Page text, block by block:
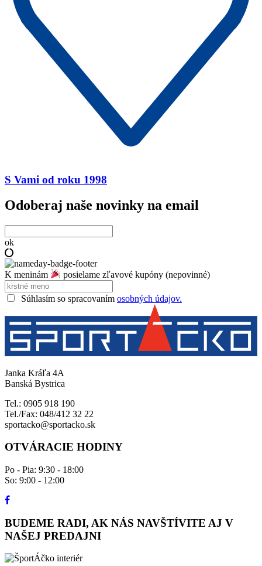
S Vami od roku 1998
Odoberaj naše novinky na email
ok
K meninám posielame zľavové kupóny (nepovinné)
Súhlasím so spracovaním osobných údajov.
Janka Kráľa 4A
Banská Bystrica
Tel.: 0905 918 190
Tel./Fax: 048/412 32 22
sportacko@sportacko.sk
OTVÁRACIE HODINY
Po - Pia: 9:30 - 18:00
So: 9:00 - 12:00
BUDEME RADI, AK NÁS NAVŠTÍVITE AJ V
NAŠEJ PREDAJNI